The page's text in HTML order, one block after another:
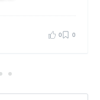
0 0